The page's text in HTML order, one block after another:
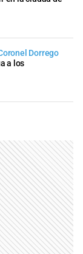
Dorrego
a los